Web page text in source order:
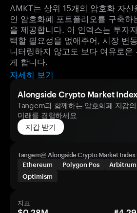
AMKT는 상위 15개의 암호화 자
인 암호화폐 포트폴리오를 구축하
을 제공합니다. 이 인덱스는 투자
택할 필요성을 없애주어, 시장 변
니터링하지 않고도 보다 여유로
게 합니다.
자세히 보기
Alongside Crypto Market
Tangem과 함께하는 암호화폐 지갑의
미래를 경험하세요
지갑 받기
Tangem은 Alongside Crypto Market Index
Ethereum
Polygon Pos Arbitrum
Optimism
지표